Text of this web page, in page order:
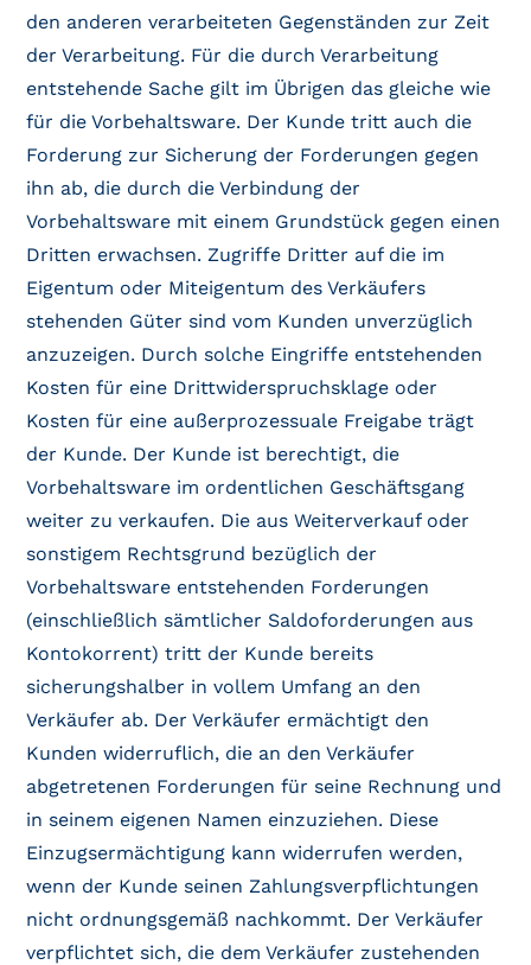
den anderen verarbeiteten Gegenständen zur Zeit
der Verarbeitung. Für die durch Verarbeitung
entstehende Sache gilt im Übrigen das gleiche wie
für die Vorbehaltsware. Der Kunde tritt auch die
Forderung zur Sicherung der Forderungen gegen
ihn ab, die durch die Verbindung der
Vorbehaltsware mit einem Grundstück gegen einen
Dritten erwachsen. Zugriffe Dritter auf die im
Eigentum oder Miteigentum des Verkäufers
stehenden Güter sind vom Kunden unverzüglich
anzuzeigen. Durch solche Eingriffe entstehenden
Kosten für eine Drittwiderspruchsklage oder
Kosten für eine außerprozessuale Freigabe trägt
der Kunde. Der Kunde ist berechtigt, die
Vorbehaltsware im ordentlichen Geschäftsgang
weiter zu verkaufen. Die aus Weiterverkauf oder
sonstigem Rechtsgrund bezüglich der
Vorbehaltsware entstehenden Forderungen
(einschließlich sämtlicher Saldoforderungen aus
Kontokorrent) tritt der Kunde bereits
sicherungshalber in vollem Umfang an den
Verkäufer ab. Der Verkäufer ermächtigt den
Kunden widerruflich, die an den Verkäufer
abgetretenen Forderungen für seine Rechnung und
in seinem eigenen Namen einzuziehen. Diese
Einzugsermächtigung kann widerrufen werden,
wenn der Kunde seinen Zahlungsverpflichtungen
nicht ordnungsgemäß nachkommt. Der Verkäufer
verpflichtet sich, die dem Verkäufer zustehenden